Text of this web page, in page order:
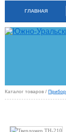
ГЛАВНАЯ
Каталог товаров /